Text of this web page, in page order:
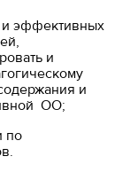
и эффективных
и
и
ОО;
по